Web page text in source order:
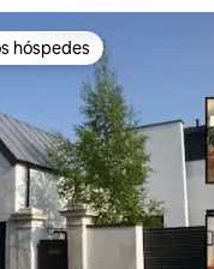
preferidos dos hóspedes
hóspedes